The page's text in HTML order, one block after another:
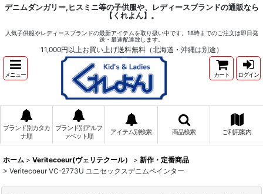
デニムダンガリー,ヒスミニ等の子供服や、レディースブランドの通販なら
【くれよん】。
人気子供服やレディースブランドの最新アイテムを取り扱い中です。18時までのご注文は即日発
送・最速配達致します。
11,000円以上お買い上げ送料無料（北海道・沖縄は別途）
メニュー カート ログイン
ブランド別カタカ
ナ順
ブランド別アルフ
ァベット順
アイテム別検索 商品検索 ご利用案内
ホーム > Veritecoeur(ヴェリテクール） > 新作・定番商品
> Veritecoeur VC-2773U ユニセックスデニムペインター